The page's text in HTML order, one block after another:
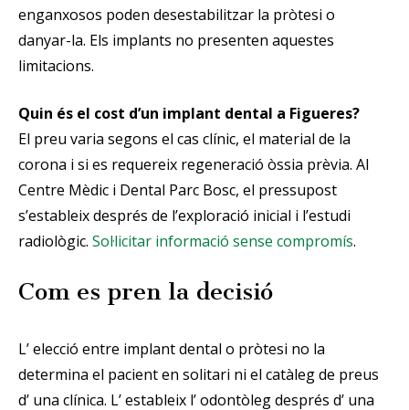
enganxosos poden desestabilitzar la pròtesi o
danyar-la. Els implants no presenten aquestes
limitacions.
Quin és el cost d’un implant dental a Figueres?
El preu varia segons el cas clínic, el material de la
corona i si es requereix regeneració òssia prèvia. Al
Centre Mèdic i Dental Parc Bosc, el pressupost
s’estableix després de l’exploració inicial i l’estudi
radiològic. Sol·licitar informació sense compromís.
Com es pren la decisió
L’ elecció entre implant dental o pròtesi no la
determina el pacient en solitari ni el catàleg de preus
d’ una clínica. L’ estableix l’ odontòleg després d’ una